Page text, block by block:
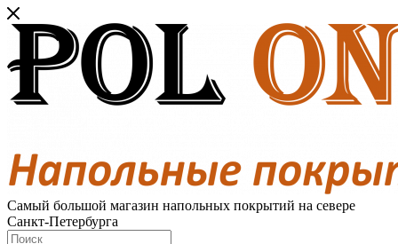
Самый большой магазин напольных покрытий на севере
Санкт-Петербурга